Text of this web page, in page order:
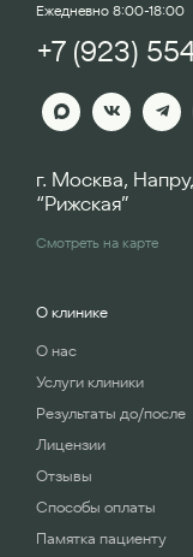
Ежедневно 8:00-18:00
+7 (923)
г. Москва,
“Рижская”
Смотреть на карте
О клинике
О нас
Услуги клиники
Результаты до/после
Лицензии
Отзывы
Способы оплаты
Памятка пациенту